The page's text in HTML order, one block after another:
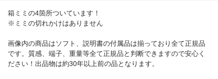
箱ミミの4箇所ついています！
※ミミの切れかけはありません
画像内の商品はソフト、説明書の付属品は揃っており全て正規品
です。質感、端子、重量等全て正規品と判断できますので安心く
ださい！出品物は約30年以上前の品となります。